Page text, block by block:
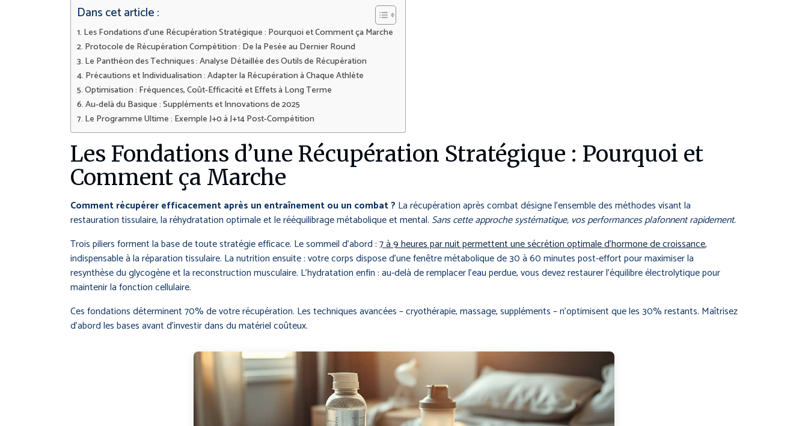
Dans cet article :
Les Fondations d’une Récupération Stratégique : Pourquoi et Comment ça Marche
Protocole de Récupération Compétition : De la Pesée au Dernier Round
Le Panthéon des Techniques : Analyse Détaillée des Outils de Récupération
Précautions et Individualisation : Adapter la Récupération à Chaque Athlète
Optimisation : Fréquences, Coût-Efficacité et Effets à Long Terme
Au-delà du Basique : Suppléments et Innovations de 2025
Le Programme Ultime : Exemple J+0 à J+14 Post-Compétition
Les Fondations d’une Récupération Stratégique : Pourquoi et
Comment ça Marche
Comment récupérer efficacement après un entraînement ou un combat ? La récupération après combat désigne l’ensemble des méthodes visant la
restauration tissulaire, la réhydratation optimale et le rééquilibrage métabolique et mental. Sans cette approche systématique, vos performances plafonnent rapidement.
Trois piliers forment la base de toute stratégie efficace. Le sommeil d’abord :7 à 9 heures par nuit permettent une sécrétion optimale d’hormone de croissance,
indispensable à la réparation tissulaire. La nutrition ensuite : votre corps dispose d’une fenêtre métabolique de 30 à 60 minutes post-effort pour maximiser la
resynthèse du glycogène et la reconstruction musculaire. L’hydratation enfin : au-delà de remplacer l’eau perdue, vous devez restaurer l’équilibre électrolytique pour
maintenir la fonction cellulaire.
Ces fondations déterminent 70% de votre récupération. Les techniques avancées – cryothérapie, massage, suppléments – n’optimisent que les 30% restants. Maîtrisez
d’abord les bases avant d’investir dans du matériel coûteux.